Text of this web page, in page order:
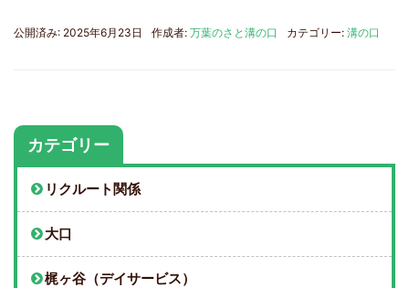
公開済み: 2025年6月23日 作成者: 万葉のさと溝の口 カテゴリー: 溝の口
カテゴリー
リクルート関係
大口
梶ヶ谷（デイサービス）